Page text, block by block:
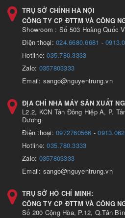
TRỤ SỞ CHÍNH HÀ NỘI
CÔNG TY CP ĐTTM VÀ CÔNG
Showroom : Số 503 Hoàng Quốc
Điện thoại:024.6680.6681 -
Hotline:035.780.3333
Zalo: 0357803333
Email: sango@nguyentrung.vn
ĐỊA CHỈ NHÀ MÁY SẢN XUẤT
L2.2, KCN Tân Đông Hiệp A, P.
Dương
Điện thoại:0972760566 -
Hotline:035.780.3333
Zalo: 0357803333
Email: sango@nguyentrung.vn
TRỤ SỞ HỒ CHÍ MINH:
CÔNG TY CP ĐTTM VÀ CÔNG
Số 200 Cộng Hòa, P.12, Q.Tân